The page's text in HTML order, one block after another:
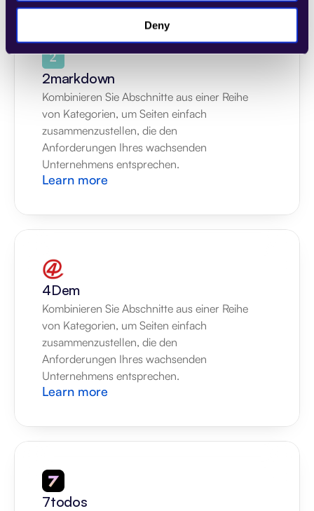
Deny
2markdown
Kombinieren Sie Abschnitte aus einer Reihe
von Kategorien, um Seiten einfach
zusammenzustellen, die den
Anforderungen Ihres wachsenden
Unternehmens entsprechen.
Learn more
4Dem
Kombinieren Sie Abschnitte aus einer Reihe
von Kategorien, um Seiten einfach
zusammenzustellen, die den
Anforderungen Ihres wachsenden
Unternehmens entsprechen.
Learn more
7todos